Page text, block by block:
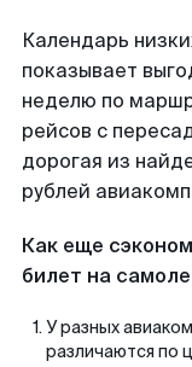
Календарь
показывает
неделю по
рейсов с
дорогая из
рублей
Как еще
билет на
У разных
различаются по